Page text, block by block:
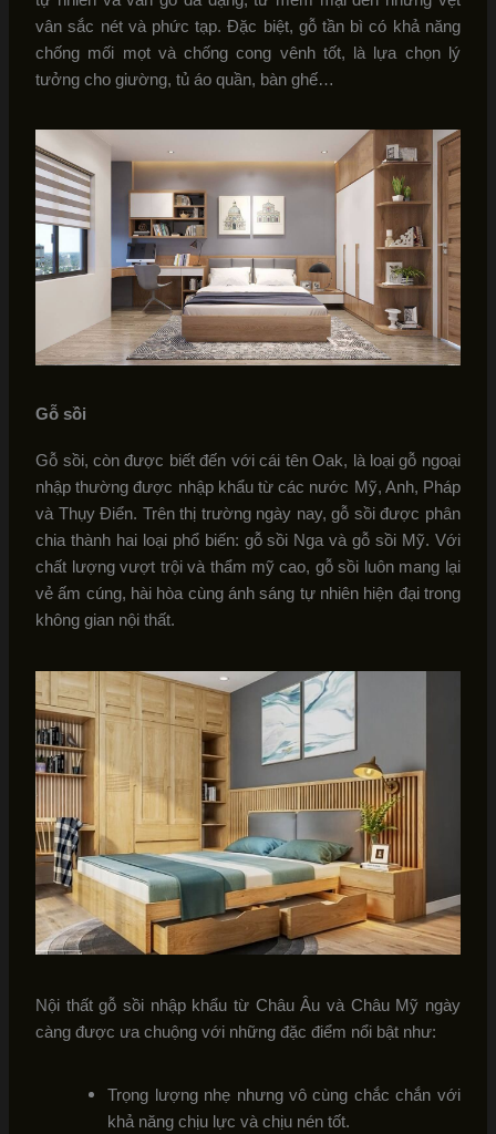
vân sắc nét và phức tạp. Đặc biệt, gỗ tần bì có khả năng
chống mối mọt và chống cong vênh tốt, là lựa chọn lý
tưởng cho giường, tủ áo quần, bàn ghế…
Gỗ sồi
Gỗ sồi, còn được biết đến với cái tên Oak, là loại gỗ ngoại
nhập thường được nhập khẩu từ các nước Mỹ, Anh, Pháp
và Thụy Điển. Trên thị trường ngày nay, gỗ sồi được phân
chia thành hai loại phổ biến: gỗ sồi Nga và gỗ sồi Mỹ. Với
chất lượng vượt trội và thẩm mỹ cao, gỗ sồi luôn mang lại
vẻ ấm cúng, hài hòa cùng ánh sáng tự nhiên hiện đại trong
không gian nội thất.
Nội thất gỗ sồi nhập khẩu từ Châu Âu và Châu Mỹ ngày
càng được ưa chuộng với những đặc điểm nổi bật như:
Trọng lượng nhẹ nhưng vô cùng chắc chắn với
khả năng chịu lực và chịu nén tốt.